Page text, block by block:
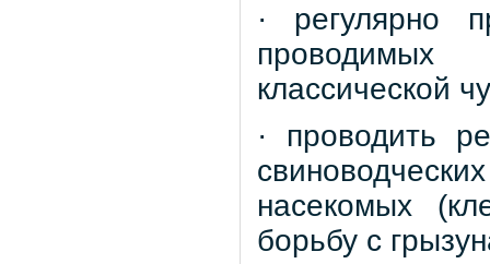
· регулярно
проводимых
классической
· проводить
насекомых
борьбу с